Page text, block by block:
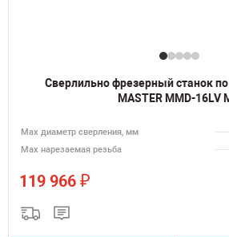
Сверлильно фрезерный станок
MASTER MMD-16LV
Мах диаметр сверления, мм
Мах нарезаемая резьба
119 966 ₽